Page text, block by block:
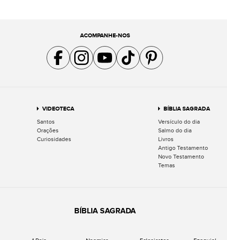
ACOMPANHE-NOS
Acompanhe a gente no Facebook
Acompanhe a gente no Instagram
Acompanhe a gente no YouTube
Acompanhe a gente no TikTok
Acompanhe a gente no Pinterest
VIDEOTECA
Santos
Orações
Curiosidades
BÍBLIA SAGRADA
Versículo do dia
Salmo do dia
Livros
Antigo Testamento
Novo Testamento
Temas
BÍBLIA SAGRADA